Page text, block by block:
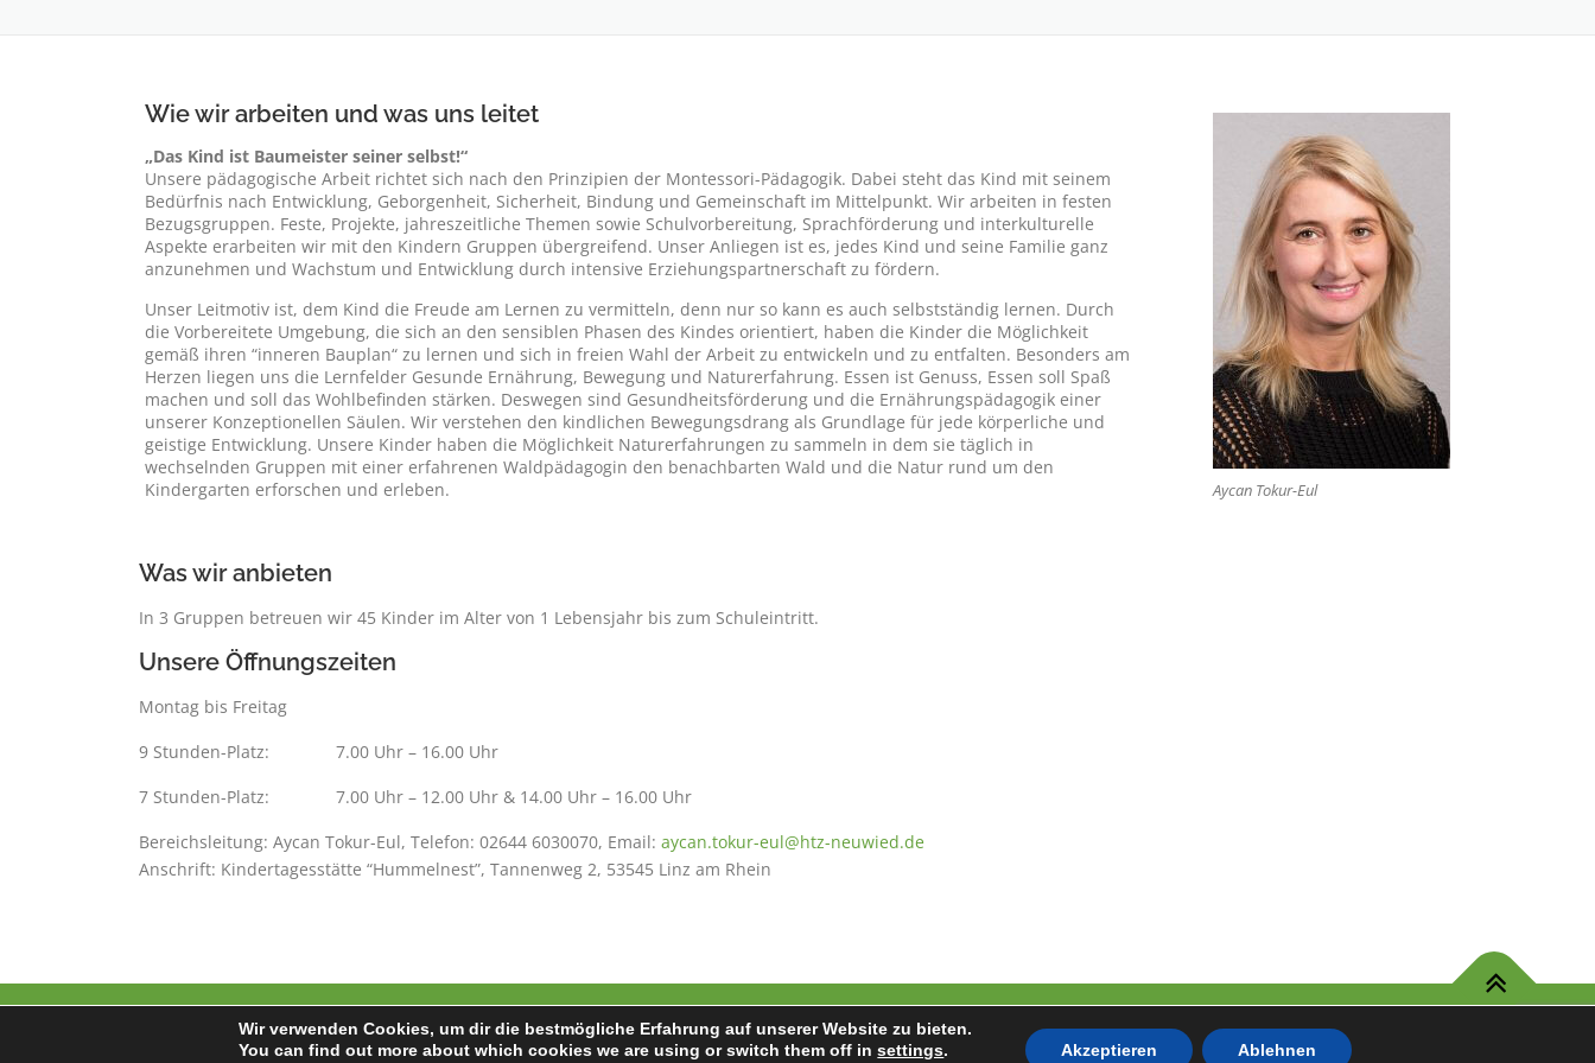
Wie wir arbeiten und was uns leitet
„Das Kind ist Baumeister seiner selbst!“
Unsere pädagogische Arbeit richtet sich nach den Prinzipien der Montessori-Pädagogik. Dabei steht das Kind mit seinem
Bedürfnis nach Entwicklung, Geborgenheit, Sicherheit, Bindung und Gemeinschaft im Mittelpunkt. Wir arbeiten in festen
Bezugsgruppen. Feste, Projekte, jahreszeitliche Themen sowie Schulvorbereitung, Sprachförderung und interkulturelle
Aspekte erarbeiten wir mit den Kindern Gruppen übergreifend. Unser Anliegen ist es, jedes Kind und seine Familie ganz
anzunehmen und Wachstum und Entwicklung durch intensive Erziehungspartnerschaft zu fördern.
Unser Leitmotiv ist, dem Kind die Freude am Lernen zu vermitteln, denn nur so kann es auch selbstständig lernen. Durch
die Vorbereitete Umgebung, die sich an den sensiblen Phasen des Kindes orientiert, haben die Kinder die Möglichkeit
gemäß ihren “inneren Bauplan“ zu lernen und sich in freien Wahl der Arbeit zu entwickeln und zu entfalten. Besonders am
Herzen liegen uns die Lernfelder Gesunde Ernährung, Bewegung und Naturerfahrung. Essen ist Genuss, Essen soll Spaß
machen und soll das Wohlbefinden stärken. Deswegen sind Gesundheitsförderung und die Ernährungspädagogik einer
unserer Konzeptionellen Säulen. Wir verstehen den kindlichen Bewegungsdrang als Grundlage für jede körperliche und
geistige Entwicklung. Unsere Kinder haben die Möglichkeit Naturerfahrungen zu sammeln in dem sie täglich in
wechselnden Gruppen mit einer erfahrenen Waldpädagogin den benachbarten Wald und die Natur rund um den
Kindergarten erforschen und erleben.
Aycan Tokur-Eul
Was wir anbieten
In 3 Gruppen betreuen wir 45 Kinder im Alter von 1 Lebensjahr bis zum Schuleintritt.
Unsere Öffnungszeiten
Montag bis Freitag
9 Stunden-Platz: 7.00 Uhr – 16.00 Uhr
7 Stunden-Platz: 7.00 Uhr – 12.00 Uhr & 14.00 Uhr – 16.00 Uhr
Bereichsleitung: Aycan Tokur-Eul, Telefon: 02644 6030070, Email: aycan.tokur-eul@htz-neuwied.de
Anschrift: Kindertagesstätte “Hummelnest”, Tannenweg 2, 53545 Linz am Rhein
Copyright © 2026 Heilpädagogisch-Therapeutisches Zentrum Neuwied gem. GmbH
Wir verwenden Cookies, um dir die bestmögliche Erfahrung auf unserer Website zu bieten.
You can find out more about which cookies we are using or switch them off insettings.
Akzeptieren Ablehnen